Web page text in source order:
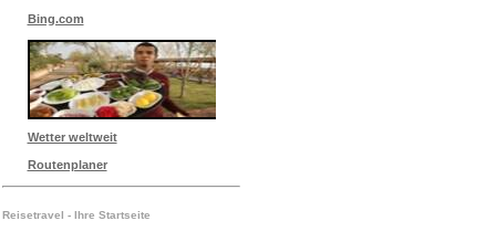
Bing.com
Wetter weltweit
Routenplaner
Reisetravel - Ihre Startseite